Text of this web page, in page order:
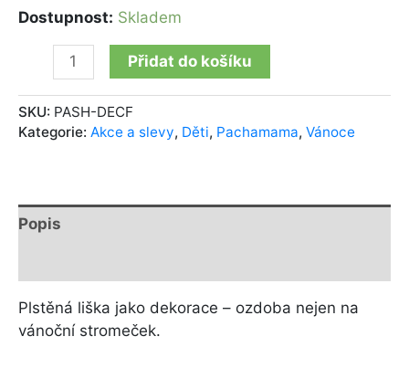
Dostupnost: Skladem
Přidat do košíku
SKU: PASH-DECF
Kategorie: Akce a slevy, Děti, Pachamama, Vánoce
Popis
Plstěná liška jako dekorace – ozdoba nejen na
vánoční stromeček.